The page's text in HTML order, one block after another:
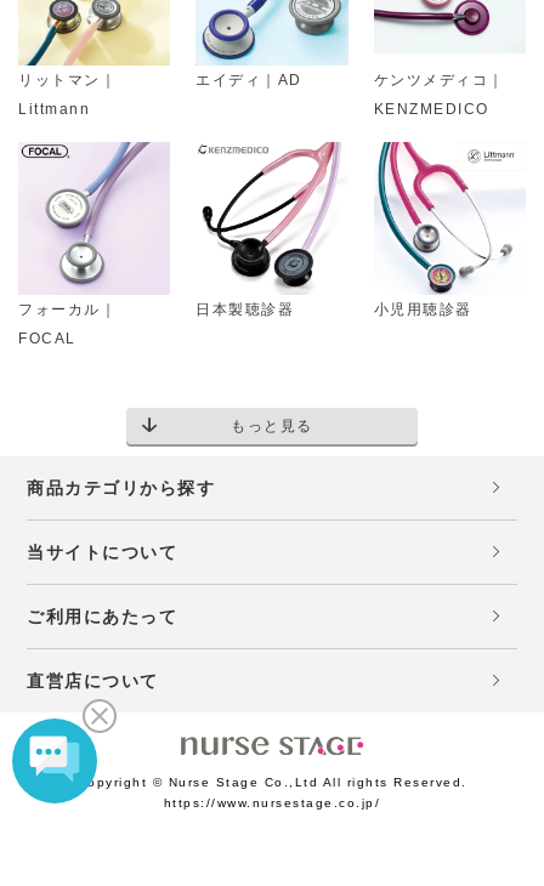
リットマン｜
Littmann
エイディ｜AD
ケンツメディコ｜
KENZMEDICO
フォーカル｜
FOCAL
日本製聴診器 小児用聴診器
もっと見る
商品カテゴリから探す
当サイトについて
ご利用にあたって
直営店について
Copyright © Nurse Stage Co.,Ltd All rights Reserved.
https://www.nursestage.co.jp/